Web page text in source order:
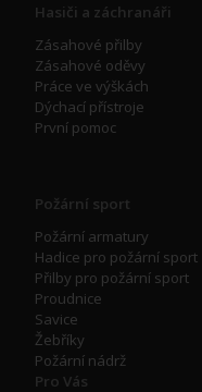
Hasiči a záchranáři
Zásahové přilby
Zásahové oděvy
Práce ve výškách
Dýchací přístroje
První pomoc
Požární sport
Požární armatury
Hadice pro požární sport
Přilby pro požární sport
Proudnice
Savice
Žebříky
Požární nádrž
Pro Vás